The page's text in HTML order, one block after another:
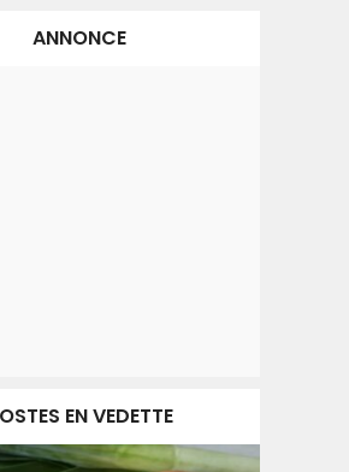
ANNONCE
EN VEDETTE